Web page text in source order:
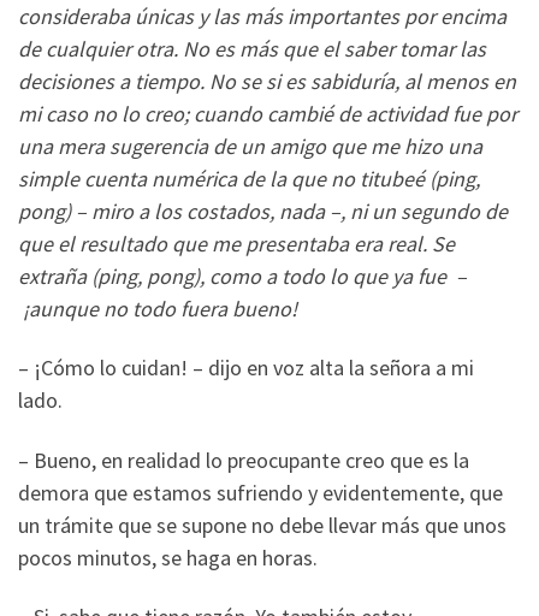
consideraba únicas y las más importantes por encima
de cualquier otra. No es más que el saber tomar las
decisiones a tiempo. No se si es sabiduría, al menos en
mi caso no lo creo; cuando cambié de actividad fue por
una mera sugerencia de un amigo que me hizo una
simple cuenta numérica de la que no titubeé (ping,
pong) – miro a los costados, nada –, ni un segundo de
que el resultado que me presentaba era real. Se
extraña (ping, pong), como a todo lo que ya fue –
¡aunque no todo fuera bueno!
– ¡Cómo lo cuidan! – dijo en voz alta la señora a mi
lado.
– Bueno, en realidad lo preocupante creo que es la
demora que estamos sufriendo y evidentemente, que
un trámite que se supone no debe llevar más que unos
pocos minutos, se haga en horas.